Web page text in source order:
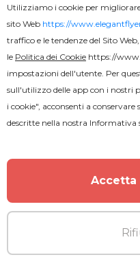
Gratuito
Carta di visita
Utilizziamo i cookie per
sito Web https://
traffico e le tendenze del Sito
le Politica dei Cookie https://
impostazioni dell'utente. Per
sull'utilizzo delle app con i nostri
i cookie", acconsenti a
descritte nella nostra Informativa